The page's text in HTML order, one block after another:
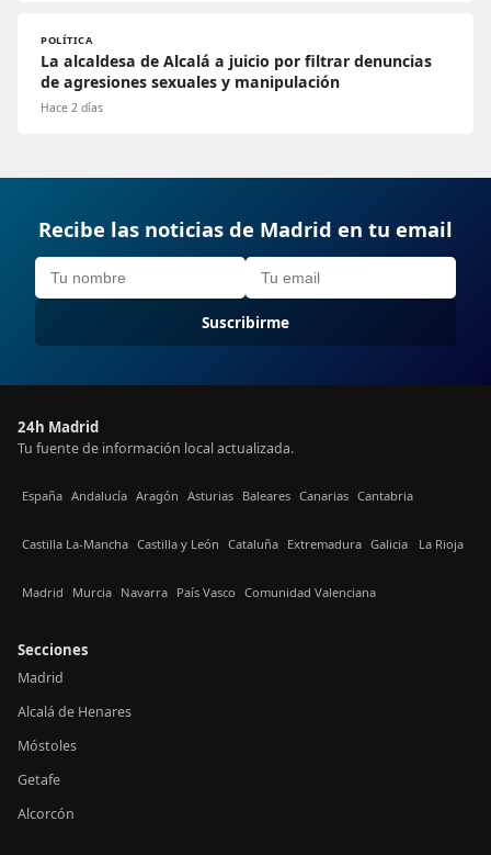
POLÍTICA
La alcaldesa de Alcalá a juicio por filtrar denuncias
de agresiones sexuales y manipulación
Hace 2 días
Recibe las noticias de Madrid en tu email
Suscribirme
24h Madrid
Tu fuente de información local actualizada.
España Andalucía Aragón Asturias Baleares Canarias Cantabria
Castilla La-Mancha Castilla y León Cataluña Extremadura Galicia La Rioja
Madrid Murcia Navarra País Vasco Comunidad Valenciana
Secciones
Madrid
Alcalá de Henares
Móstoles
Getafe
Alcorcón